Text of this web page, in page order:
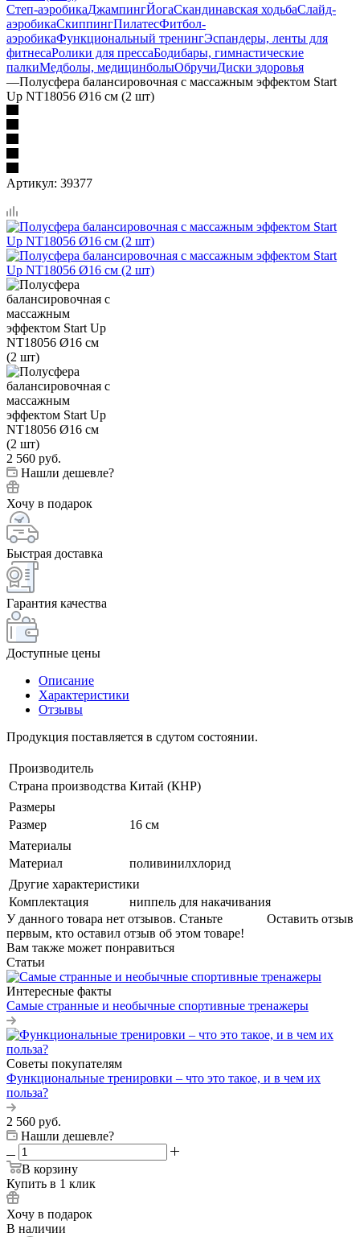
Степ-аэробикаДжампингЙогаСкандинавская ходьбаСлайд-
аэробикаСкиппингПилатесФитбол-
аэробикаФункциональный тренингЭспандеры, ленты для
фитнесаРолики для прессаБодибары, гимнастические
палкиМедболы, медицинболыОбручиДиски здоровья
—Полусфера балансировочная с массажным эффектом Start
Up NT18056 Ø16 см (2 шт)
Артикул: 39377
2 560 руб.
Нашли дешевле?
Хочу в подарок
Быстрая доставка
Гарантия качества
Доступные цены
Описание
Характеристики
Отзывы
Продукция поставляется в сдутом состоянии.
Производитель
Страна производства Китай (КНР)
Размеры
Размер
16 см
Материалы
Материал
поливинилхлорид
Другие характеристики
Комплектация
ниппель для накачивания
Оставить отзыв
У данного товара нет отзывов. Станьте
первым, кто оставил отзыв об этом товаре!
Вам также может понравиться
Статьи
Интересные факты
Самые странные и необычные спортивные тренажеры
Советы покупателям
Функциональные тренировки – что это такое, и в чем их
польза?
2 560 руб.
Нашли дешевле?
В корзину
Купить в 1 клик
Хочу в подарок
В наличии